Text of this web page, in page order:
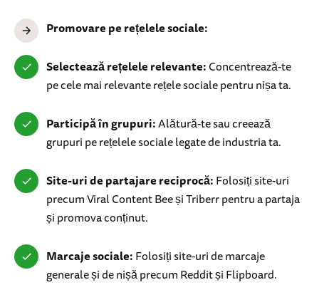
Promovare pe rețelele sociale:
Selectează rețelele relevante:Concentrează-te
pe cele mai relevante rețele sociale pentru nișa ta.
Participă în grupuri:Alătură-te sau creează
grupuri pe rețelele sociale legate de industria ta.
Site-uri de partajare reciprocă:Folosiți site-uri
precum Viral Content Bee și Triberr pentru a partaja
și promova conținut.
Marcaje sociale:Folosiți site-uri de marcaje
generale și de nișă precum Reddit și Flipboard.